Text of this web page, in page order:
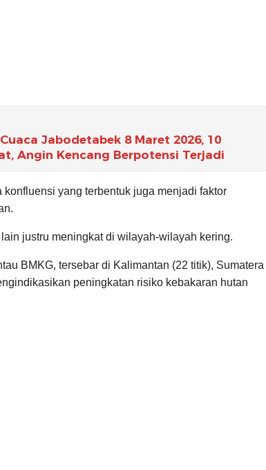
Jabodetabek 8 Maret 2026, 10
Angin Kencang Berpotensi Terjadi
yang terbentuk juga menjadi faktor
justru meningkat di wilayah-wilayah kering.
BMKG, tersebar di Kalimantan (22 titik), Sumatera
peningkatan risiko kebakaran hutan